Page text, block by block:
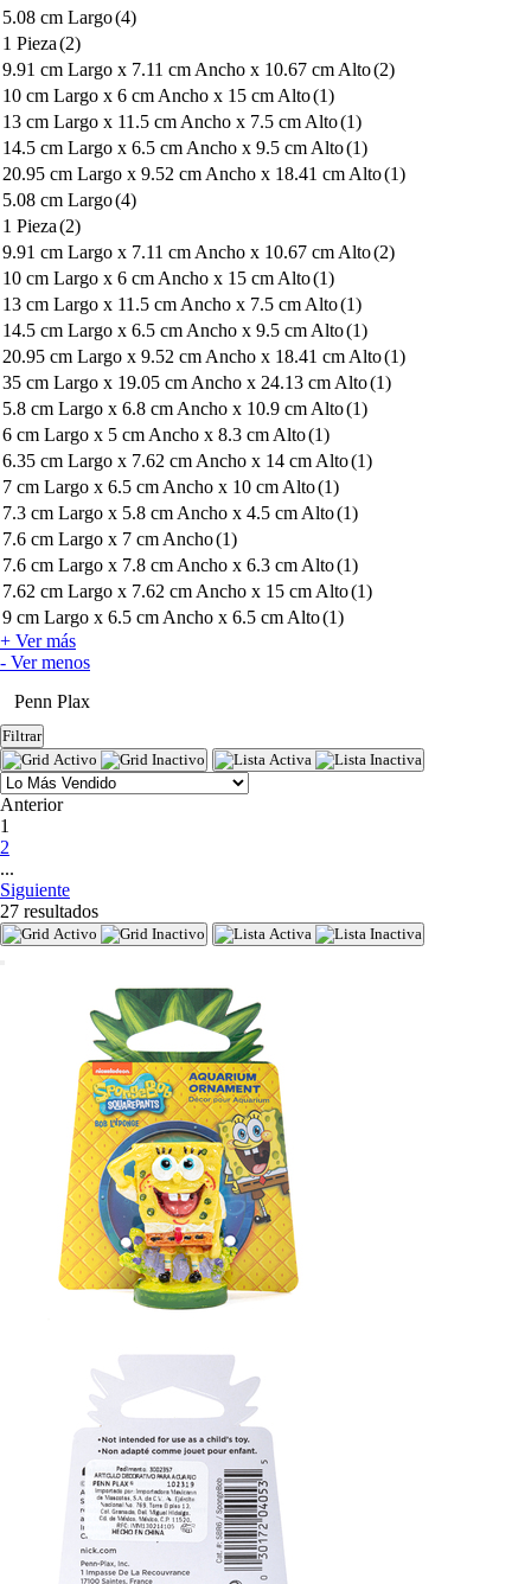
5.08 cm Largo(4)
1 Pieza(2)
9.91 cm Largo x 7.11 cm Ancho x 10.67 cm Alto(2)
10 cm Largo x 6 cm Ancho x 15 cm Alto(1)
13 cm Largo x 11.5 cm Ancho x 7.5 cm Alto(1)
14.5 cm Largo x 6.5 cm Ancho x 9.5 cm Alto(1)
20.95 cm Largo x 9.52 cm Ancho x 18.41 cm Alto(1)
5.08 cm Largo(4)
1 Pieza(2)
9.91 cm Largo x 7.11 cm Ancho x 10.67 cm Alto(2)
10 cm Largo x 6 cm Ancho x 15 cm Alto(1)
13 cm Largo x 11.5 cm Ancho x 7.5 cm Alto(1)
14.5 cm Largo x 6.5 cm Ancho x 9.5 cm Alto(1)
20.95 cm Largo x 9.52 cm Ancho x 18.41 cm Alto(1)
35 cm Largo x 19.05 cm Ancho x 24.13 cm Alto(1)
5.8 cm Largo x 6.8 cm Ancho x 10.9 cm Alto(1)
6 cm Largo x 5 cm Ancho x 8.3 cm Alto(1)
6.35 cm Largo x 7.62 cm Ancho x 14 cm Alto(1)
7 cm Largo x 6.5 cm Ancho x 10 cm Alto(1)
7.3 cm Largo x 5.8 cm Ancho x 4.5 cm Alto(1)
7.6 cm Largo x 7 cm Ancho(1)
7.6 cm Largo x 7.8 cm Ancho x 6.3 cm Alto(1)
7.62 cm Largo x 7.62 cm Ancho x 15 cm Alto(1)
9 cm Largo x 6.5 cm Ancho x 6.5 cm Alto(1)
+ Ver más
- Ver menos
Penn Plax
Filtrar
Anterior
1
2
...
Siguiente
27 resultados